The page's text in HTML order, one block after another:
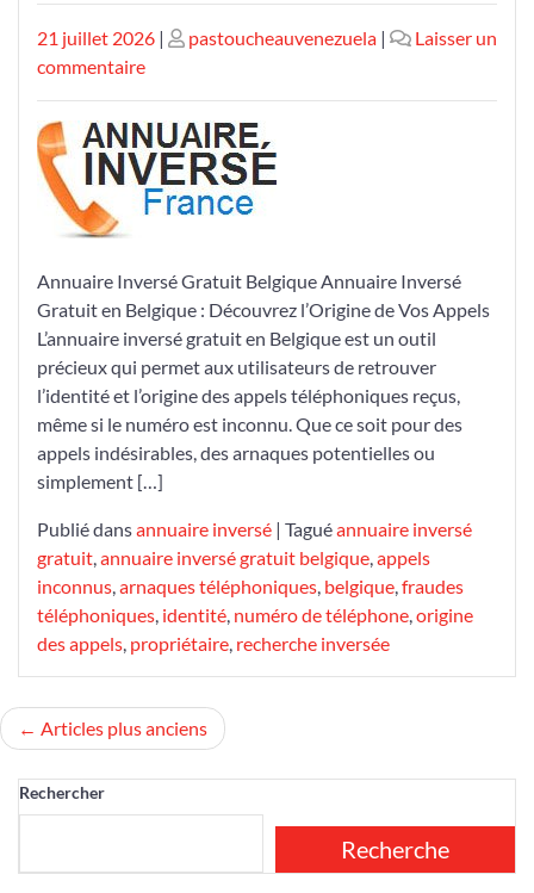
Publié
le
21 juillet 2026 | Publié
pastoucheauvenezuela |
Laisser un
commentairesur
Inversé
Gratuit
en
Belgique:
de
Vos
Appels
Annuaire Inversé Gratuit Belgique Annuaire Inversé
Gratuit en Belgique : Découvrez l’Origine de Vos Appels
L’annuaire inversé gratuit en Belgique est un outil
précieux qui permet aux utilisateurs de retrouver
l’identité et l’origine des appels téléphoniques reçus,
même si le numéro est inconnu. Que ce soit pour des
appels indésirables, des arnaques potentielles ou
simplement […]
Publié dansannuaire inversé | Taguéannuaire inversé
gratuit,annuaire inversé gratuit belgique,appels
inconnus,arnaques téléphoniques, belgique,fraudes
téléphoniques, identité, numéro de téléphone,origine
des appels, propriétaire, recherche inversée
Navigation
des
articles
Articles plus anciens
Rechercher
Recherche